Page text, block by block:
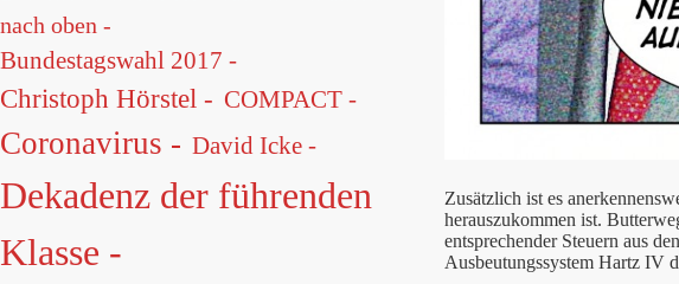
Zusätzlich ist es
herauszukommen ist.
entsprechender Steuern aus
Ausbeutungssystem Hartz IV
nach oben -
Bundestagswahl 2017 -
Christoph Hörstel - COMPACT -
Coronavirus - David Icke -
Dekadenz der führenden
Klasse -